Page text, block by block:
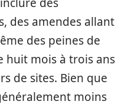
des amendes allant
des peines de
huit mois à trois ans
de sites. Bien que
moins